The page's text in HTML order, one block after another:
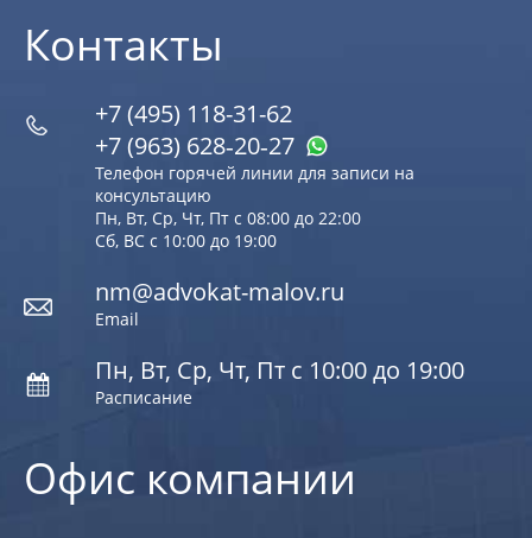
Офис компании
Контакты
+7 (495) 118-31-62
+7 (963) 628‑20‑27
Телефон горячей линии для записи на
консультацию
Пн, Вт, Ср, Чт, Пт с 08:00 до 22:00
Сб, ВС с 10:00 до 19:00
nm@advokat-malov.ru
Email
Пн, Вт, Ср, Чт, Пт с 10:00 до 19:00
Расписание